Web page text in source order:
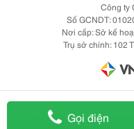
Gọi điện
Công ty
Số GCNDT:
Nơi cấp: Sở kế
Trụ sở chính: 102